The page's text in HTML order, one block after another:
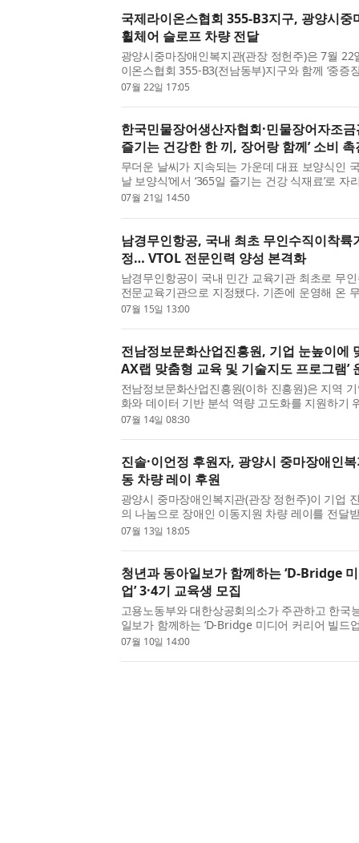
국제라이온스협회 355-B3지구, 광양시중
휠체어 슬로프 차량 전달
광양시중마장애인복지관(관장 정헌주)은 7월
이온스협회 355-B3(전남동부)지구와 함께 ‘중증
을 위한 휠체어 슬로프 차량 전달식’을 개최했다
07월 22일 17:05
한국민물장어생산자협회·민물장어자조금
즐기는 건강한 한 끼, 장어랑 함께’ 소비
무더운 날씨가 지속되는 가운데 대표 보양식인
날 보양식’에서 ‘365일 즐기는 건강 식재료’로
의 변화를 이끌고 있다. 한국민물장어생산자협
07월 21일 14:50
남경무인항공, 국내 최초 무인수직이착륙
정… VTOL 전문인력 양성 본격화
남경무인항공이 국내 민간 교육기관 최초로 무
전문교육기관으로 지정됐다. 기존에 운영해 온
리콥터, 무인비행기 전문교육과정에 무인수직
07월 15일 13:00
전남정보문화산업진흥원, 기업 눈높이에
AX랩 맞춤형 교육 및 기술지도 프로그램’
전남정보문화산업진흥원(이하 진흥원)은 지역
화와 데이터 기반 분석 역량 고도화를 지원하기
랩 맞춤형 교육 및 기술지도 프로그램’을 운영한
07월 14일 08:30
진솔·이언정 후원자, 광양시 중마장애인
동 차량 레이 후원
광양시 중마장애인복지관(관장 정헌주)이 기업
의 나눔으로 장애인 이동지원 차량 레이를 전달
순한 차량 지원을 넘어 장애인의 이동권을 보장
07월 13일 18:05
청년과 동아일보가 함께하는 ‘D-Bridge
업’ 3·4기 교육생 모집
고용노동부와 대한상공회의소가 주관하고 한국
일보가 함께하는 ‘D-Bridge 미디어 커리어 빌드
을 희망하는 청년들을 대상으로 3기·4기 교육생
07월 10일 14:00